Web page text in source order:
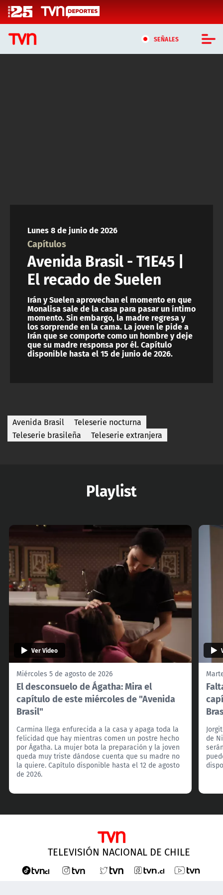
Click acá para ir directamente al contenido
SEÑALES
ACTUALIDAD Y TENDENCIAS
CORPORATIVO Y TRANSPARENCIA
CANAL DE DENUNCIAS
ÁREA DE PROYECTOS
Lunes 8 de junio de 2026
Capítulos
Avenida Brasil - T1E45 |
El recado de Suelen
Irán y Suelen aprovechan el momento en que
Monalisa sale de la casa para pasar un íntimo
momento. Sin embargo, la madre regresa y
los sorprende en la cama. La joven le pide a
Irán que se comporte como un hombre y deje
que su madre responsa por él. Capítulo
disponible hasta el 15 de junio de 2026.
Avenida Brasil
Teleserie nocturna
Teleserie brasileña
Teleserie extranjera
Playlist
Ver Video
Miércoles 5 de agosto de 2026
El desconsuelo de Ágatha: Mira el
capítulo de este miércoles de "Avenida
Brasil"
Carmina llega enfurecida a la casa y apaga toda la
felicidad que hay mientras comen un postre hecho
por Ágatha. La mujer bota la preparación y la joven
queda muy triste dándose cuenta que su madre no
la quiere. Capítulo disponible hasta el 12 de agosto
de 2026.
de
TELEVISIÓN NACIONAL DE CHILE